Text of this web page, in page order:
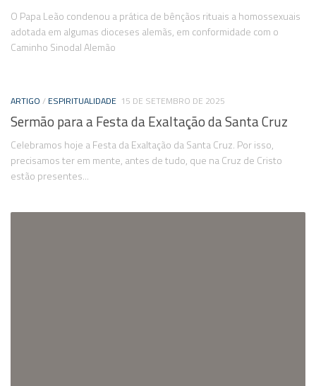
O Papa Leão condenou a prática de bênçãos rituais a homossexuais
adotada em algumas dioceses alemãs, em conformidade com o
Caminho Sinodal Alemão
ARTIGO / ESPIRITUALIDADE 15 DE SETEMBRO DE 2025
Sermão para a Festa da Exaltação da Santa Cruz
Celebramos hoje a Festa da Exaltação da Santa Cruz. Por isso,
precisamos ter em mente, antes de tudo, que na Cruz de Cristo
estão presentes...